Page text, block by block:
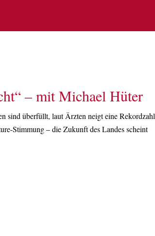
– mit Michael Hüter
sind überfüllt, laut Ärzten neigt eine Rekordzahl
Stimmung – die Zukunft des Landes scheint